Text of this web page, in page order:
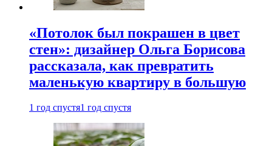
«Потолок был покрашен в цвет
стен»: дизайнер Ольга Борисова
рассказала, как превратить
маленькую квартиру в большую
1 год спустя1 год спустя